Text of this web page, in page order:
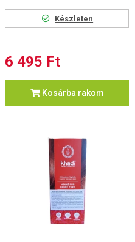
Készleten
6 495 Ft
Kosárba rakom